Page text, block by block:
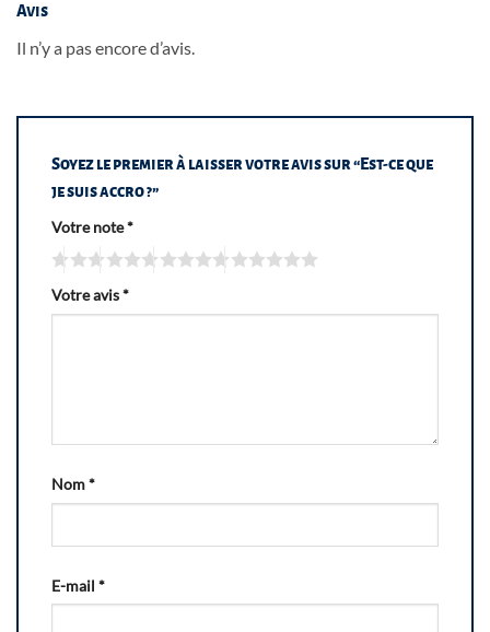
Avis
Il n’y a pas encore d’avis.
Soyez le premier à laisser votre avis sur “Est-ce que
je suis accro ?”
Votre note*
Votre avis*
Nom*
E-mail *